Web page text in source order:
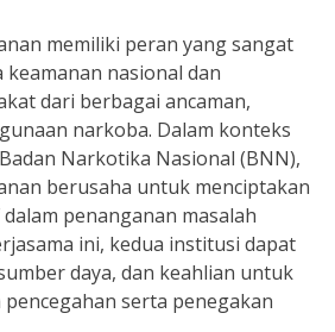
memiliki peran yang sangat
keamanan nasional dan
dari berbagai ancaman,
narkoba. Dalam konteks
Narkotika Nasional (BNN),
berusaha untuk menciptakan
penanganan masalah
ini, kedua institusi dapat
daya, dan keahlian untuk
serta penegakan